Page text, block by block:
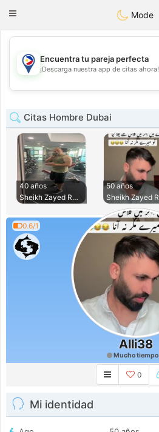
Philippines
Toggle
Mode
💖
💕
Encuentra tu pareja perfecta
¡Descarga nuestra app de citas ahora!
Citas Hombre Dubai
40 años
Sheikh Zayed Road
50 años
0.6/1
Alli38
Mucho tiempo
0
Mi identidad